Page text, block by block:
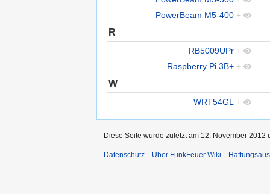
PowerBeam M5-400 +
R
RB5009UPr +
Raspberry Pi 3B+ +
W
WRT54GL +
Diese Seite wurde zuletzt am 12. November 2012
Datenschutz Über FunkFeuer Wiki